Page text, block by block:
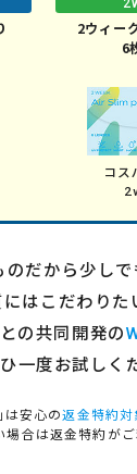
2ウィー
6
コス
のだから少しで
にはこだわりた
の共同開発の
一度お試しく
は安心の返金特約対
合は返金特約がご